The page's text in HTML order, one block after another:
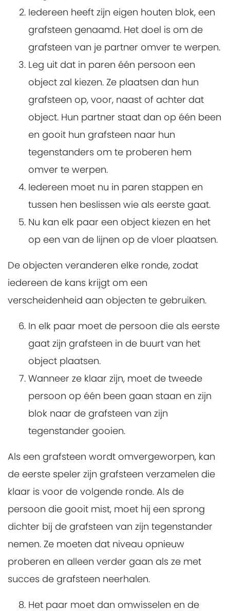
Iedereen heeft zijn eigen houten blok, een
grafsteen genaamd. Het doel is om de
grafsteen van je partner omver te werpen.
Leg uit dat in paren één persoon een
object zal kiezen. Ze plaatsen dan hun
grafsteen op, voor, naast of achter dat
object. Hun partner staat dan op één been
en gooit hun grafsteen naar hun
tegenstanders om te proberen hem
omver te werpen.
Iedereen moet nu in paren stappen en
tussen hen beslissen wie als eerste gaat.
Nu kan elk paar een object kiezen en het
op een van de lijnen op de vloer plaatsen.
De objecten veranderen elke ronde, zodat
iedereen de kans krijgt om een
verscheidenheid aan objecten te gebruiken.
In elk paar moet de persoon die als eerste
gaat zijn grafsteen in de buurt van het
object plaatsen.
Wanneer ze klaar zijn, moet de tweede
persoon op één been gaan staan en zijn
blok naar de grafsteen van zijn
tegenstander gooien.
Als een grafsteen wordt omvergeworpen, kan
de eerste speler zijn grafsteen verzamelen die
klaar is voor de volgende ronde. Als de
persoon die gooit mist, moet hij een sprong
dichter bij de grafsteen van zijn tegenstander
nemen. Ze moeten dat niveau opnieuw
proberen en alleen verder gaan als ze met
succes de grafsteen neerhalen.
Het paar moet dan omwisselen en de